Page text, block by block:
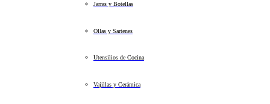
Jarras y Botellas
Ollas y Sartenes
Utensilios de Cocina
Vajillas y Cerámica